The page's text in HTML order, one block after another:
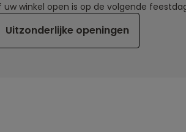
uw winkel open is op de volgende
Uitzonderlijke openingen